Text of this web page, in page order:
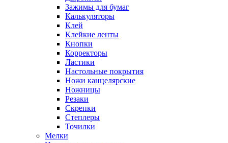
Зажимы для бумаг
Калькуляторы
Клей
Клейкие ленты
Кнопки
Корректоры
Ластики
Настольные покрытия
Ножи канцелярские
Ножницы
Резаки
Скрепки
Степлеры
Точилки
Мелки